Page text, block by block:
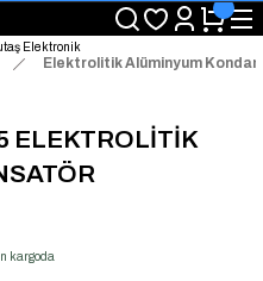
Aynı Gün Kargo Avantajı!
Stoktan Hemen Teslim."
Avantajını Kaçırmayın!"
Elektrolitik Alüminyum
ELEKTROLİTİK
kargoda